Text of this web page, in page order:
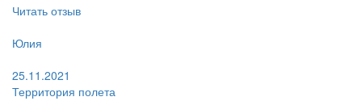
Читать отзыв
Юлия
25.11.2021
Территория полета